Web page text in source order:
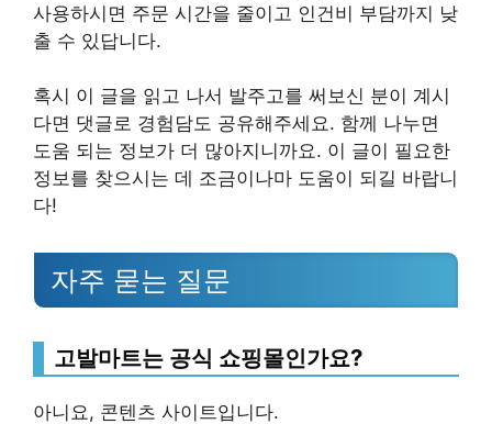
사용하시면 주문 시간을 줄이고 인건비 부담까지 낮
출 수 있답니다.
혹시 이 글을 읽고 나서 발주고를 써보신 분이 계시
다면 댓글로 경험담도 공유해주세요. 함께 나누면
도움 되는 정보가 더 많아지니까요. 이 글이 필요한
정보를 찾으시는 데 조금이나마 도움이 되길 바랍니
다!
자주 묻는 질문
고발마트는 공식 쇼핑몰인가요?
아니요, 콘텐츠 사이트입니다.